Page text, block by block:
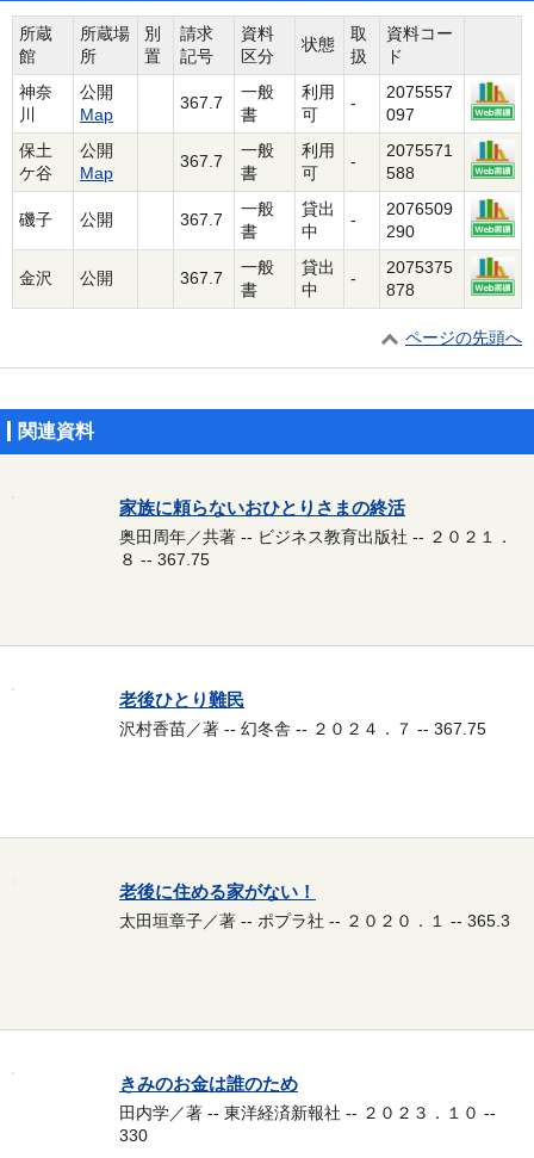
所蔵
館
所蔵場
所
別
置
請求
記号
資料
区分
状態
取
扱
資料コー
ド
神奈
川
公開
Map
367.7
一般
書
利用
可
-
2075557
097
保土
ケ谷
公開
Map
367.7
一般
書
利用
可
-
2075571
588
磯子 公開 367.7
一般
書
貸出
中
-
2076509
290
金沢 公開 367.7
一般
書
貸出
中
-
2075375
878
ページの先頭へ
関連資料
家族に頼らないおひとりさまの終活
奥田周年／共著 -- ビジネス教育出版社 -- ２０２１．
８ -- 367.75
老後ひとり難民
沢村香苗／著 -- 幻冬舎 -- ２０２４．７ -- 367.75
老後に住める家がない！
太田垣章子／著 -- ポプラ社 -- ２０２０．１ -- 365.3
きみのお金は誰のため
田内学／著 -- 東洋経済新報社 -- ２０２３．１０ --
330